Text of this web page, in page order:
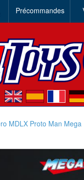
Précommandes
en es de
MDLX Proto Man